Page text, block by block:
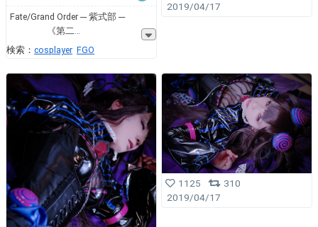
Fate/Grand Order ─ 紫式部 ─
《第二
検索： cosplayer FGO
2019/04/17
1125
310
2019/04/17